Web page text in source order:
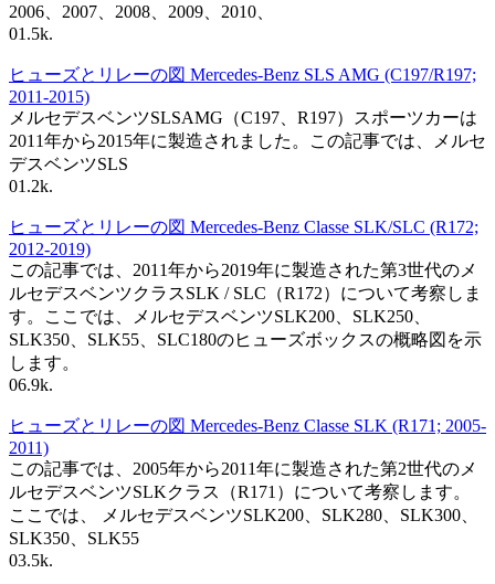
2006、2007、2008、2009、2010、
01.5k.
ヒューズとリレーの図 Mercedes-Benz SLS AMG (C197/R197;
2011-2015)
メルセデスベンツSLSAMG（C197、R197）スポーツカーは
2011年から2015年に製造されました。この記事では、メルセ
デスベンツSLS
01.2k.
ヒューズとリレーの図 Mercedes-Benz Classe SLK/SLC (R172;
2012-2019)
この記事では、2011年から2019年に製造された第3世代のメ
ルセデスベンツクラスSLK / SLC（R172）について考察しま
す。ここでは、メルセデスベンツSLK200、SLK250、
SLK350、SLK55、SLC180のヒューズボックスの概略図を示
します。
06.9k.
ヒューズとリレーの図 Mercedes-Benz Classe SLK (R171; 2005-
2011)
この記事では、2005年から2011年に製造された第2世代のメ
ルセデスベンツSLKクラス（R171）について考察します。
ここでは、 メルセデスベンツSLK200、SLK280、SLK300、
SLK350、SLK55
03.5k.